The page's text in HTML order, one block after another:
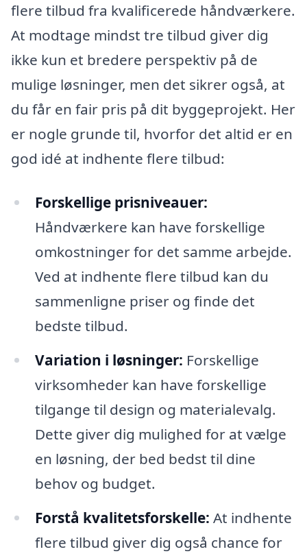
flere tilbud fra kvalificerede håndværkere.
At modtage mindst tre tilbud giver dig
ikke kun et bredere perspektiv på de
mulige løsninger, men det sikrer også, at
du får en fair pris på dit byggeprojekt. Her
er nogle grunde til, hvorfor det altid er en
god idé at indhente flere tilbud:
Forskellige prisniveauer:
Håndværkere kan have forskellige
omkostninger for det samme arbejde.
Ved at indhente flere tilbud kan du
sammenligne priser og finde det
bedste tilbud.
Variation i løsninger: Forskellige
virksomheder kan have forskellige
tilgange til design og materialevalg.
Dette giver dig mulighed for at vælge
en løsning, der bed bedst til dine
behov og budget.
Forstå kvalitetsforskelle: At indhente
flere tilbud giver dig også chance for